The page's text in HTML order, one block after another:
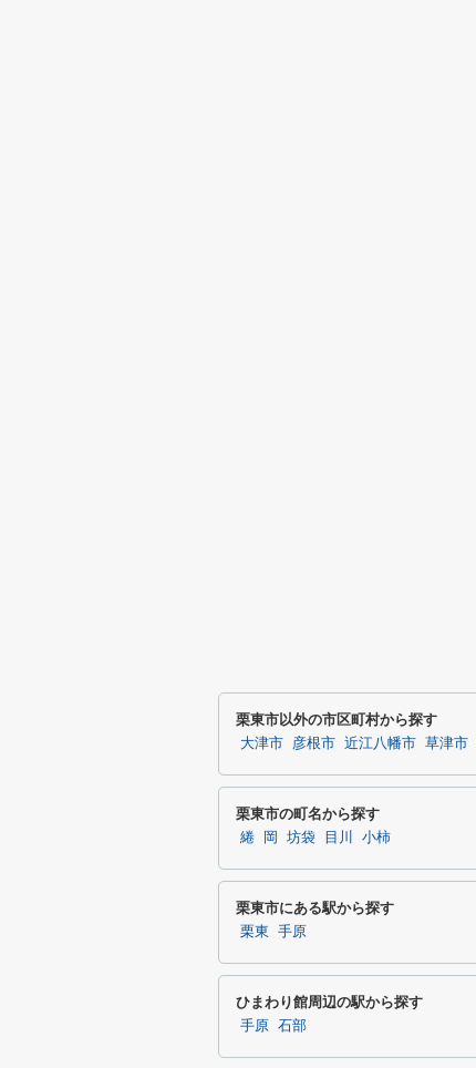
栗東市以外の市区町村から探す
大津市 彦根市 近江八幡市 草津市
栗東市の町名から探す
綣 岡 坊袋 目川 小柿
栗東市にある駅から探す
栗東 手原
ひまわり館周辺の駅から探す
手原 石部